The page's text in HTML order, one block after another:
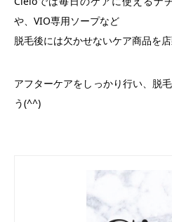
や、VIO専用ソープなど
脱毛後には欠かせないケア商品を
アフターケアをしっかり行い、脱
う(^^)